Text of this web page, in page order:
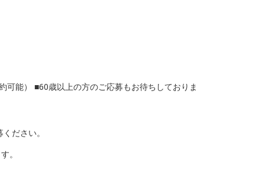
能） ■60歳以上の方のご応募もお待ちしておりま
ださい。
。